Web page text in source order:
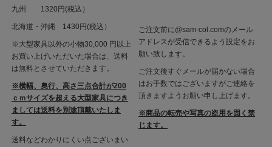
九州 1320円(税込）
北海道・沖縄 1430円(税込）
※大型家具以外の小物30,000 円以上
お買い上げいただいた場合は、送料
は無料とさせていただきます。
※横幅、奥行、高さ三点合計が200
ｃｍサイズを超える大型家具につき
ましては送料を別途頂戴いたしま
す。
送料などわかりにくい点ございまい
ご注文前に@sam-col.comのメール
アドレスが受信できるよう設定をお
願い致します。
ご注文後すぐメールが届かない場合
はお手数ではございますがご連絡を
頂きますようお願い申し上げます。
※商品の転売や写真の盗用を固く禁
じます。